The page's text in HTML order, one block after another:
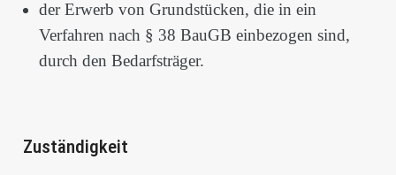
der Erwerb von Grundstücken, die in ein
Verfahren nach § 38 BauGB einbezogen sind,
durch den Bedarfsträger.
Zuständigkeit